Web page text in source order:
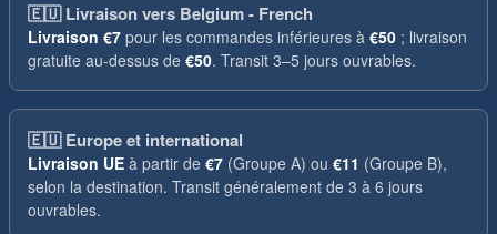
🇪🇺Livraison vers Belgium - French
Livraison €7 pour les commandes inférieures à €50 ; livraison
gratuite au-dessus de €50. Transit 3–5 jours ouvrables.
🇪🇺Europe et international
Livraison UE à partir de €7 (Groupe A) ou €11 (Groupe B),
selon la destination. Transit généralement de 3 à 6 jours
ouvrables.